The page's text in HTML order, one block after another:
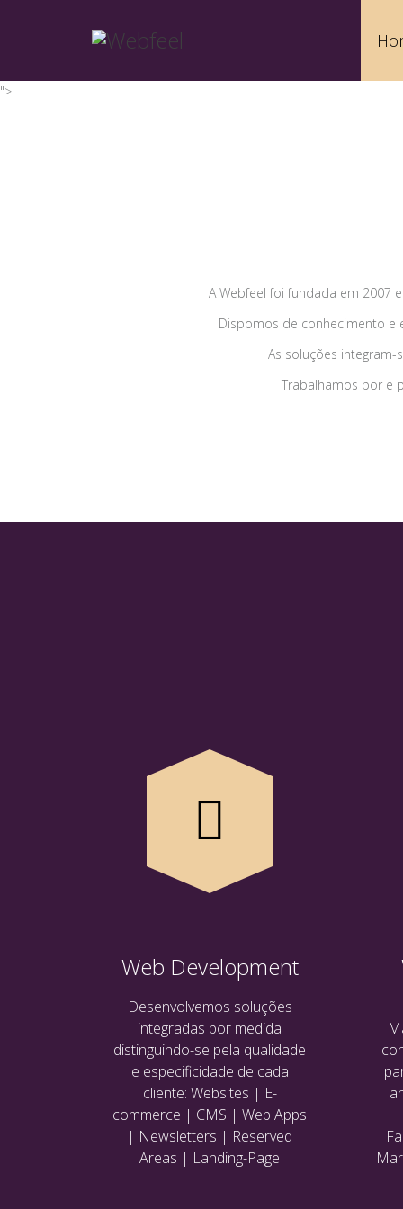
">
A Webfeel foi fundada em 2007
Dispomos de conhecimento e
As soluções
Trabalhamos por e
Web Development
Desenvolvemos soluções
integradas por medida
distinguindo-se pela qualidade
e especificidade de cada
cliente: Websites | E-
commerce | CMS | Web Apps
| Newsletters | Reserved
Areas | Landing-Page